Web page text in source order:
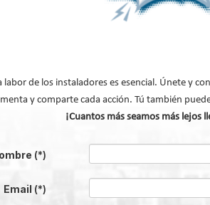
con personalidad,
curvas
de
para
labor de los instaladores es esencial. Únete y
y comparte cada acción. Tú también
¡Cuantos más seamos más lejos
(*)
Email (*)